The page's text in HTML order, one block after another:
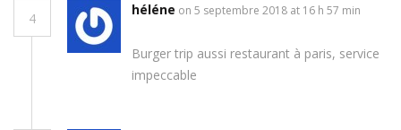
4
héléne on 5 septembre 2018 at 16 h 57 min
Burger trip aussi restaurant à paris, service
impeccable